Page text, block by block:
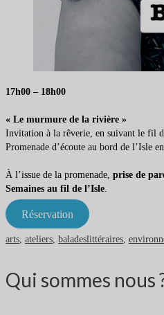
17h00 – 18h00
« Le murmure de la rivière »
Invitation à la rêverie, en suivant le fil
Promenade d’écoute au bord de l’Isle
À l’issue de la promenade, prise de
Semaines au fil de l’Isle.
Réservation
arts, ateliers, baladeslittéraires,
Qui sommes nous